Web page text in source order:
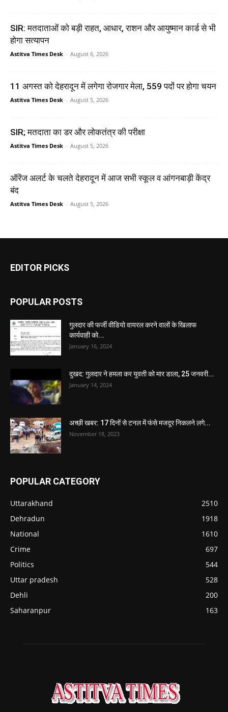
SIR: मतदाताओं को बड़ी राहत, आधार, राशन और आयुष्मान कार्ड से भी
होगा सत्यापन
Astitva Times Desk - August 6, 2026
11 अगस्त को देहरादून में लगेगा रोजगार मेला, 559 पदों पर होगा चयन
Astitva Times Desk - August 5, 2026
SIR; मतदाता का डर और लोकतंत्र की परीक्षा
Astitva Times Desk - August 5, 2026
ऑरेंज अलर्ट के चलते देहरादून में आज सभी स्कूल व आंगनबाड़ी केंद्र
बंद
Astitva Times Desk - August 5, 2026
EDITOR PICKS
POPULAR POSTS
गुलदार की फर्जी वीडियो वायरल करने वालों के खिलाफ
कार्यवाही को...
January 16, 2024
दुखद: गुलदार ने हमला कर युवती को मार डाला, 25 जनवरी...
January 14, 2024
अच्छी खबर: 17 दिनों से टनल में फंसे मजदूर निकलने लगे...
November 18, 2023
POPULAR CATEGORY
Uttarakhand
2510
Dehradun
1918
National
1610
Crime
697
Politics
544
Uttar pradesh
528
Dehli
200
Saharanpur
163